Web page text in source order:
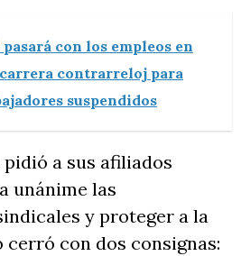
pasará con los empleos en
contrarreloj para
suspendidos
a sus afiliados
unánime las
y proteger a la
cerró con dos consignas: